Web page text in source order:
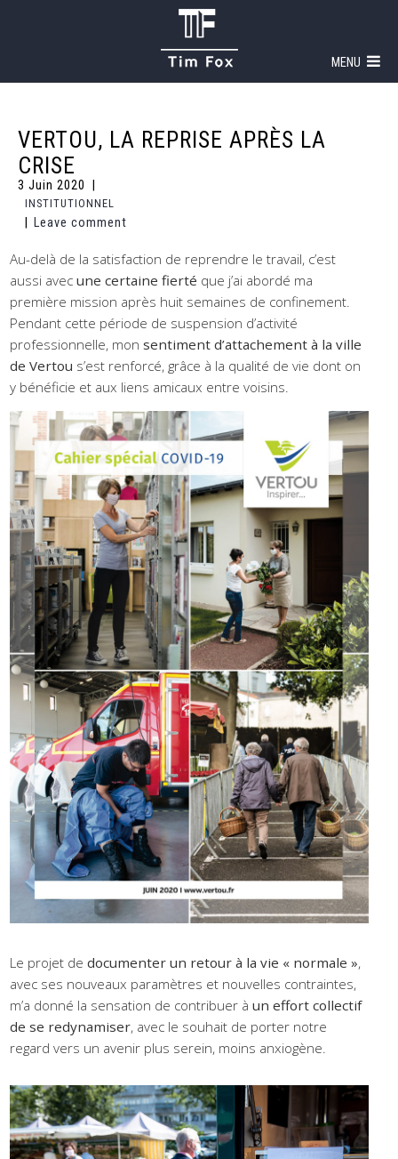
MENU
VERTOU, LA REPRISE APRÈS LA
CRISE
3 Juin 2020
INSTITUTIONNEL
Leave comment
Au-delà de la satisfaction de reprendre le travail, c’est
aussi avec une certaine fierté que j’ai abordé ma
première mission après huit semaines de confinement.
Pendant cette période de suspension d’activité
professionnelle, mon sentiment d’attachement à la ville
de Vertou s’est renforcé, grâce à la qualité de vie dont on
y bénéficie et aux liens amicaux entre voisins.
Le projet de documenter un retour à la vie « normale »,
avec ses nouveaux paramètres et nouvelles contraintes,
m’a donné la sensation de contribuer à un effort collectif
de se redynamiser, avec le souhait de porter notre
regard vers un avenir plus serein, moins anxiogène.